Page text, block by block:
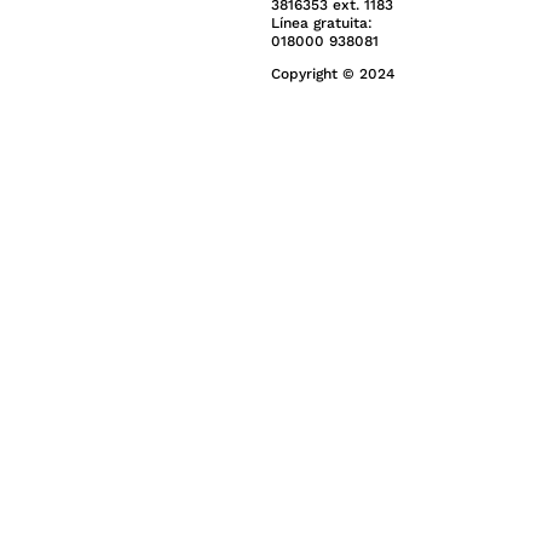
3816353 ext. 1183
Línea gratuita:
018000 938081
Copyright © 2024